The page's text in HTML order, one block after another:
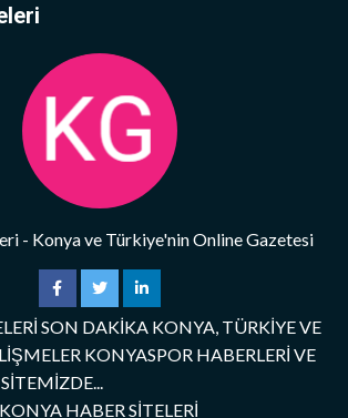
- Konya ve Türkiye'nin Online Gazetesi
SON DAKİKA KONYA, TÜRKİYE VE
KONYASPOR HABERLERİ VE
HABER SİTELERİ